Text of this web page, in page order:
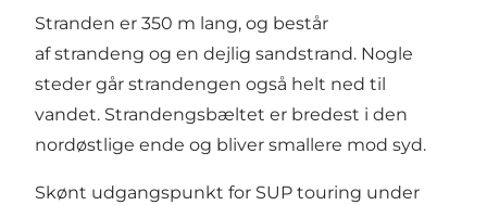
Stranden er 350 m lang, og består
af strandeng og en dejlig sandstrand. Nogle
steder går strandengen også helt ned til
vandet. Strandengsbæltet er bredest i den
nordøstlige ende og bliver smallere mod syd.
Skønt udgangspunkt for SUP touring under